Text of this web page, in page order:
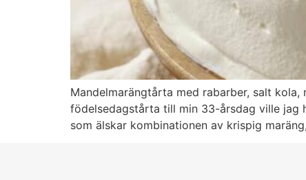
Mandelmarängtårta med rabarber, salt
födelsedagstårta till min 33-årsdag ville
som älskar kombinationen av krispig